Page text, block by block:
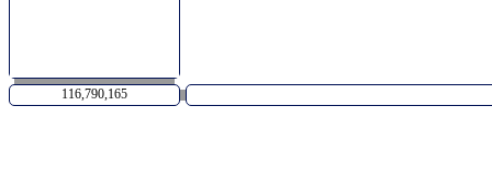
116,790,165